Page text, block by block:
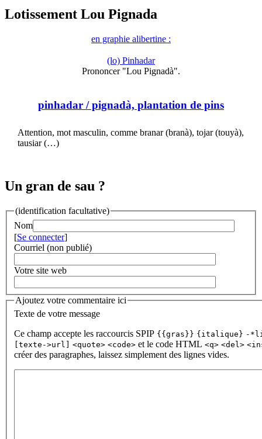
Lotissement Lou Pignada
en graphie alibertine :
(lo) Pinhadar
Prononcer "Lou Pignadà".
pinhadar / pignadà, plantation de pins
Attention, mot masculin, comme branar (branà), tojar (touyà),
tausiar (…)
Un gran de sau ?
(identification facultative)
Nom
[Se connecter]
Courriel (non publié)
Votre site web
Ajoutez votre commentaire ici
Texte de votre message
Ce champ accepte les raccourcis SPIP {{gras}} {italique} -
[texte->url]
<quote> <code> et le code HTML <q> <del>
créer des paragraphes, laissez simplement des lignes vides.